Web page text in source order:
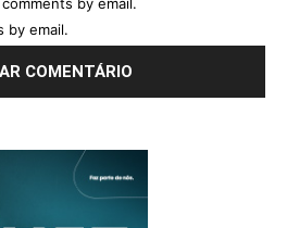
by email.
by email.